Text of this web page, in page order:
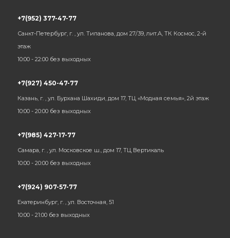
+7(952) 377-47-77
Санкт-Петербург, г. , ул. Типанова, дом 27/39, лит.А, ТК Космос, 2-й
этаж
10:00 - 22:00 без выходных
+7(927) 450-47-77
Казань, г. , ул. Бурхана Шахиди, дом 17, ТЦ «Модная семья», 2й этаж
10:00 - 20:00 без выходных
+7(985) 427-17-77
Самара, г. , ул. Московское ш., дом 17, ТЦ Вертикаль
10:00 - 20:00 без выходных
+7(924) 907-57-77
Екатеринбург, г. , ул. Восточная, 51
10:00 - 21:00 без выходных